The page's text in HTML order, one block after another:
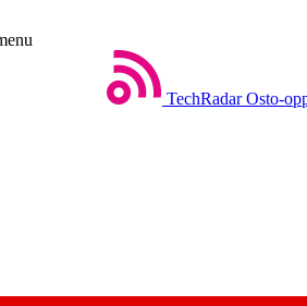
TechRadar Osto-